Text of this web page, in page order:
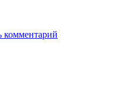
комментарий